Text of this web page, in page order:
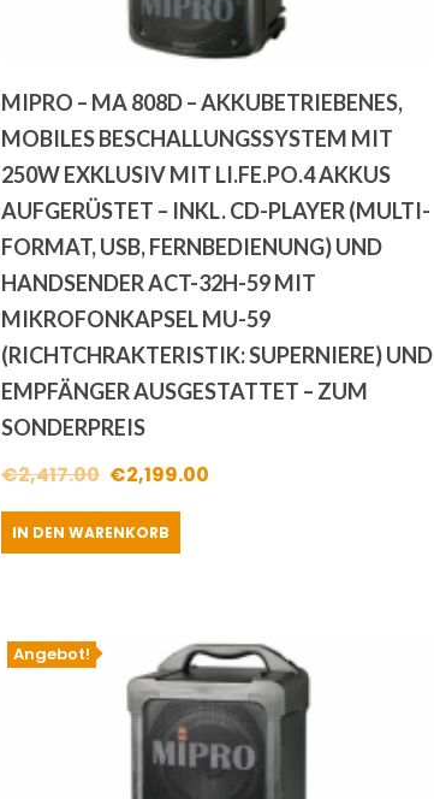
MIPRO – MA 808D – AKKUBETRIEBENES,
MOBILES BESCHALLUNGSSYSTEM MIT
250W EXKLUSIV MIT LI.FE.PO.4 AKKUS
AUFGERÜSTET – INKL. CD-PLAYER (MULTI-
FORMAT, USB, FERNBEDIENUNG) UND
HANDSENDER ACT-32H-59 MIT
MIKROFONKAPSEL MU-59
(RICHTCHRAKTERISTIK: SUPERNIERE) UND
EMPFÄNGER AUSGESTATTET – ZUM
SONDERPREIS
€2,417.00 Ursprünglicher
Preis
war:
€2,199.00
IN DEN WARENKORB
Angebot!